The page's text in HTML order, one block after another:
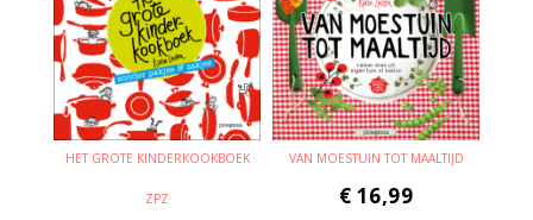
HET GROTE KINDERKOOKBOEK
ZPZ
VAN MOESTUIN TOT MAALTIJD
€ 16,99